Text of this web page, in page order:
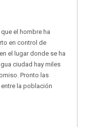
el hombre ha
en control de
el lugar donde se ha
ciudad hay miles
Pronto las
la población